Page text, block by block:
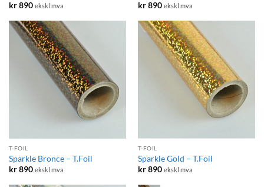
kr890 ekskl mva
kr890 ekskl mva
T-FOIL
Sparkle Bronce – T.Foil
kr890 ekskl mva
T-FOIL
Sparkle Gold – T.Foil
kr890 ekskl mva